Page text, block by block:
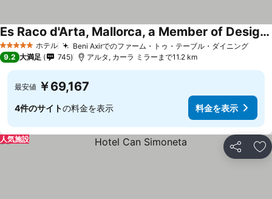
5 ホテルのランク
ホテル Beni Axirでのファーム・トゥ・テーブル・ダイニング
Es Raco d'Arta, Mallorca, a Member of Design Hotels
9.2 大満足 745 アルタ, カーラ ミラーまで11.2 km
最安値 ￥69,167
4件のサイトの料金を表示 料金を表示
シェア お
人気施設